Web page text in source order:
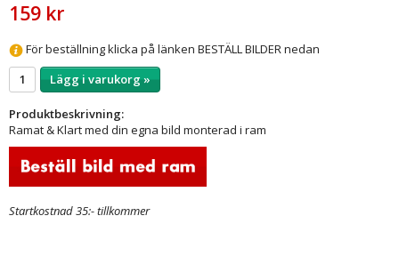
159 kr
För beställning klicka på länken BESTÄLL BILDER nedan
Lägg i varukorg »
Produktbeskrivning:
Ramat & Klart med din egna bild monterad i ram
Startkostnad 35:- tillkommer